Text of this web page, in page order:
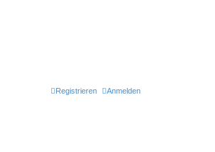
Anmelden
Registrieren